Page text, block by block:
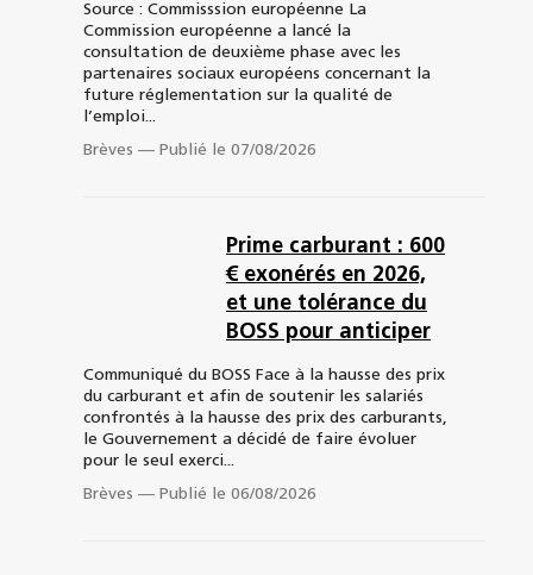
Source : Commisssion européenne La
Commission européenne a lancé la
consultation de deuxième phase avec les
partenaires sociaux européens concernant la
future réglementation sur la qualité de
l’emploi...
Brèves — Publié le 07/08/2026
Prime carburant : 600
€ exonérés en 2026,
et une tolérance du
BOSS pour anticiper
Communiqué du BOSS Face à la hausse des prix
du carburant et afin de soutenir les salariés
confrontés à la hausse des prix des carburants,
le Gouvernement a décidé de faire évoluer
pour le seul exerci...
Brèves — Publié le 06/08/2026